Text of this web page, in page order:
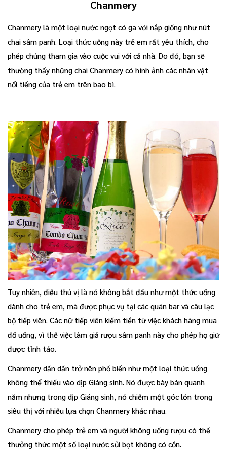
Chanmery
Chanmery là một loại nước ngọt có ga với nắp giống như nút
chai sâm panh. Loại thức uống này trẻ em rất yêu thích, cho
phép chúng tham gia vào cuộc vui với cả nhà. Do đó, bạn sẽ
thường thấy những chai Chanmery có hình ảnh các nhân vật
nổi tiếng của trẻ em trên bao bì.
Tuy nhiên, điều thú vị là nó không bắt đầu như một thức uống
dành cho trẻ em, mà được phục vụ tại các quán bar và câu lạc
bộ tiếp viên. Các nữ tiếp viên kiếm tiền từ việc khách hàng mua
đồ uống, vì thế việc làm giả rượu sâm panh này cho phép họ giữ
được tỉnh táo.
Chanmery dần dần trở nên phổ biến như một loại thức uống
không thể thiếu vào dịp Giáng sinh. Nó được bày bán quanh
năm nhưng trong dịp Giáng sinh, nó chiếm một góc lớn trong
siêu thị với nhiều lựa chọn Chanmery khác nhau.
Chanmery cho phép trẻ em và người không uống rượu có thể
thưởng thức một số loại nước sủi bọt không có cồn.